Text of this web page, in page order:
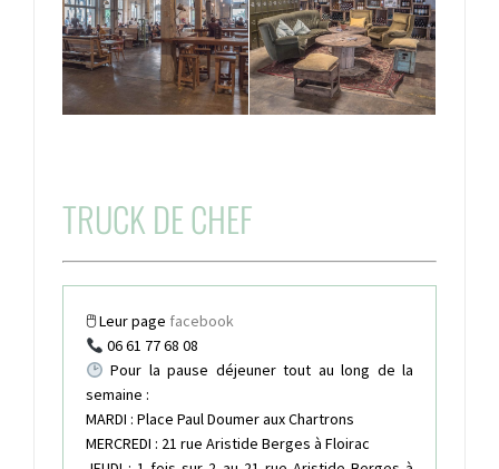
TRUCK DE CHEF
🖱 Leur page facebook
06 61 77 68 08
Pour la pause déjeuner tout au long de la
semaine :
MARDI : Place Paul Doumer aux Chartrons
MERCREDI : 21 rue Aristide Berges à Floirac